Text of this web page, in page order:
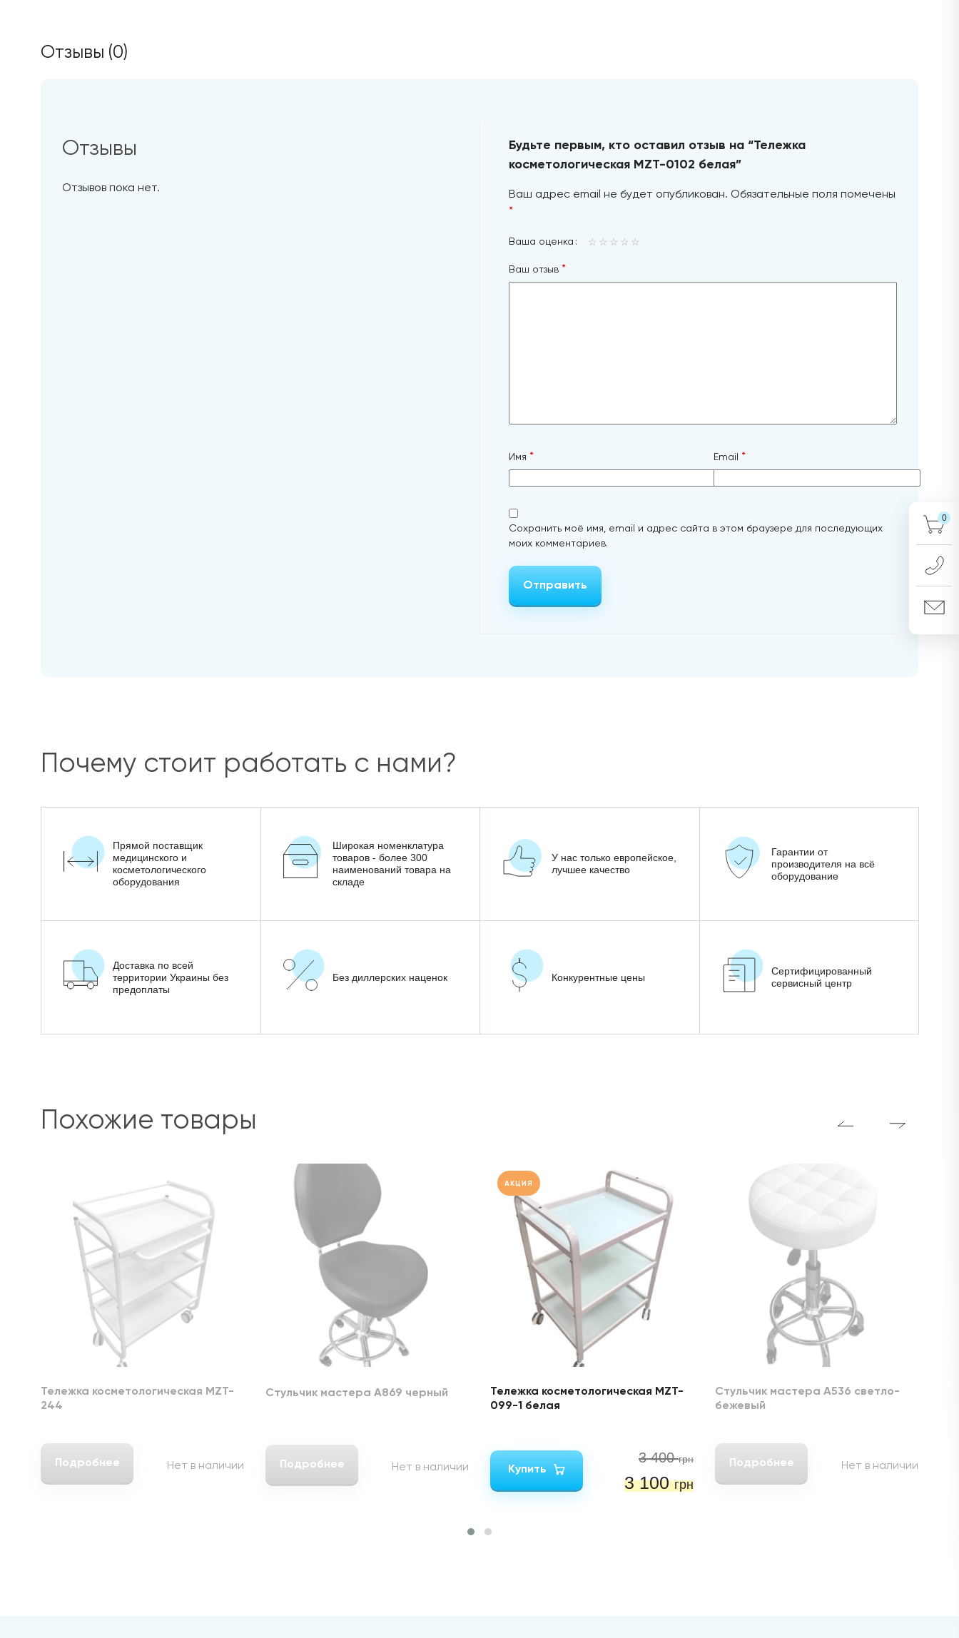
Отзывы (0)
Отзывы
Отзывов пока нет.
Будьте первым, кто оставил отзыв на “Тележка
косметологическая MZT-0102 белая”
Ваш адрес email не будет опубликован. Обязательные поля помечены
*
Ваша оценка
Ваш отзыв *
Имя * Email *
Сохранить моё имя, email и адрес сайта в этом браузере для последующих
моих комментариев.
Почему стоит работать с нами?
Прямой поставщик
медицинского и
косметологического
оборудования
Широкая номенклатура
товаров - более 300
наименований товара на
складе
У нас только европейское,
лучшее качество
Гарантии от
производителя на всё
оборудование
Доставка по всей
территории Украины без
предоплаты
Без диллерских наценок Конкурентные цены
Сертифицированный
сервисный центр
Похожие товары
Тележка косметологическая MZT-
244
Подробнее Нет в наличии
Стульчик мастера А869 черный
Подробнее Нет в наличии
АКЦИЯ
Тележка косметологическая MZT-
099-1 белая
Купить
3 400грн
3 100грн
Стульчик мастера А536 светло-
бежевый
Подробнее Нет в наличии
0